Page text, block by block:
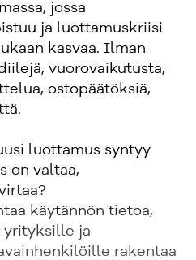
jossa
ja luottamuskriisi
kasvaa. Ilman
vuorovaikutusta,
ostopäätöksiä,
luottamus syntyy
on valtaa,
käytännön tietoa,
yrityksille ja
rakentaa